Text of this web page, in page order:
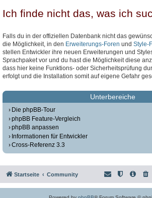
Ich finde nicht das, was ich
Falls du in der offiziellen Datenbank nicht das
die Möglichkeit, in den Erweiterungs-Foren und Style-
stellen Entwickler ihre neuen Erweiterungen und
Sprachpaket vor und du hast die Möglichkeit diese
dass hier keine Funktions- oder Sicherheitsprüfung
erfolgt und die Installation somit auf eigene Gefahr
Unterbereiche
Die phpBB-Tour
phpBB Feature-Vergleich
phpBB anpassen
Informationen für Entwickler
Cross-Referenz 3.3
Startseite Community